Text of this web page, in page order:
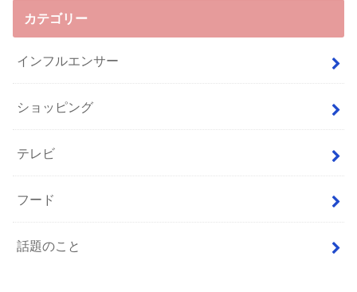
カテゴリー
インフルエンサー
ショッピング
テレビ
フード
話題のこと